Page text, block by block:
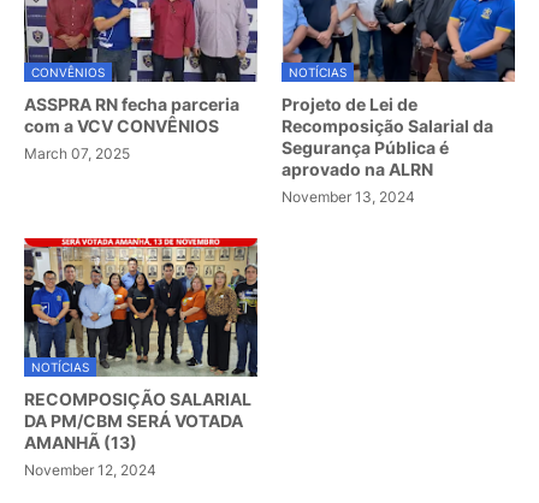
CONVÊNIOS
ASSPRA RN fecha parceria
com a VCV CONVÊNIOS
March 07, 2025
NOTÍCIAS
Projeto de Lei de
Recomposição Salarial da
Segurança Pública é
aprovado na ALRN
November 13, 2024
NOTÍCIAS
RECOMPOSIÇÃO SALARIAL
DA PM/CBM SERÁ VOTADA
AMANHÃ (13)
November 12, 2024